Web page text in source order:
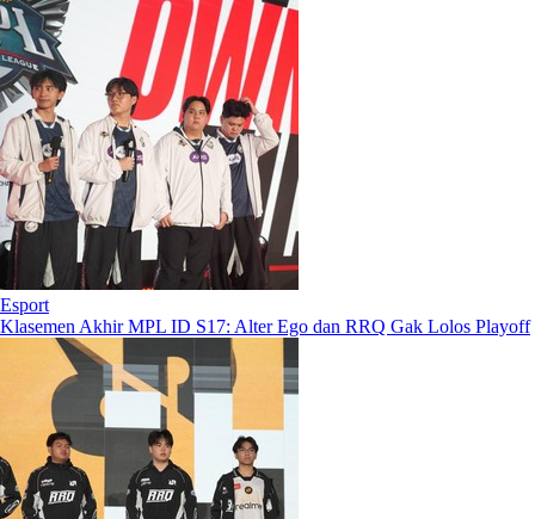
Esport
Klasemen Akhir MPL ID S17: Alter Ego dan RRQ Gak Lolos Playoff